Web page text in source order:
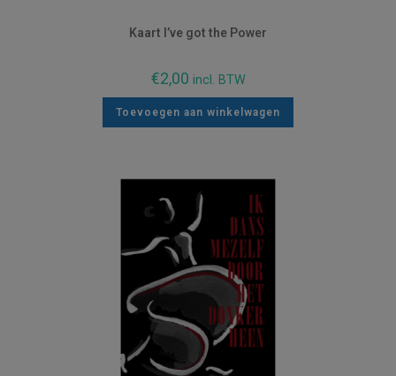
Kaart I’ve got the Power
€2,00 incl. BTW
Toevoegen aan winkelwagen